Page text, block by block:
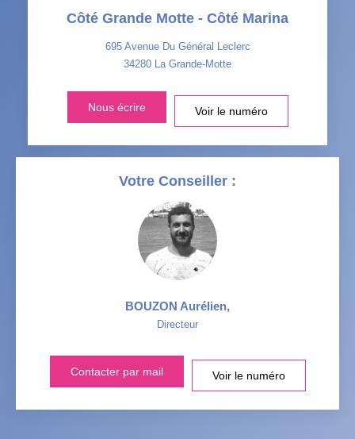
TAXE FONCIÈRE
PART DES MÉNAGES SANS
VOITURE
ECOLES ET CRÈCHES
Côté Grande Motte - Côté Marina
695 Avenue Du Général Leclerc
34280 La Grande-Motte
Nous écrire Voir le numéro
Votre Conseiller :
BOUZON Aurélien,
Directeur
Contacter par mail Voir le numéro